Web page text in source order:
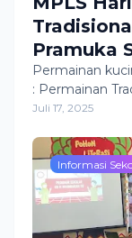
Pramuka
Permainan
: Permainan
Juli 17, 2025
Informasi